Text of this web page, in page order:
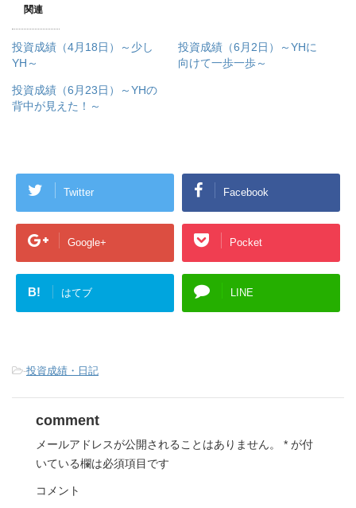
関連
投資成績（4月18日）～少し
YH～
投資成績（6月2日）～YHに
向けて一歩一歩～
投資成績（6月23日）～YHの
背中が見えた！～
Twitter Facebook
Google+ Pocket
B! はてブ LINE
-投資成績・日記
comment
メールアドレスが公開されることはありません。 * が付
いている欄は必須項目です
コメント